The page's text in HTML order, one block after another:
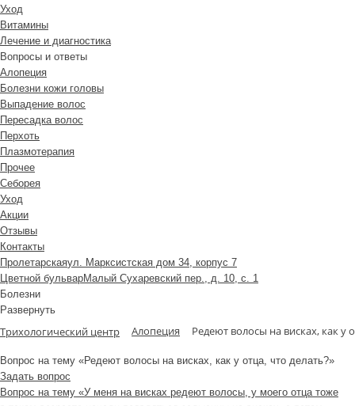
Уход
Витамины
Лечение и диагностика
Вопросы и ответы
Алопеция
Болезни кожи головы
Выпадение волос
Пересадка волос
Перхоть
Плазмотерапия
Прочее
Себорея
Уход
Акции
Отзывы
Контакты
Пролетарскаяул. Марксистская дом 34, корпус 7
Цветной бульварМалый Сухаревский пер., д. 10, с. 1
Болезни
Развернуть
Трихологический центр Алопеция Редеют волосы на висках, как у
Вопрос на тему «Редеют волосы на висках, как у отца, что делать?»
Задать вопрос
Вопрос на тему «У меня на висках редеют волосы, у моего отца тоже